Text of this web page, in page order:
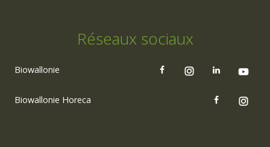
Réseaux sociaux
Biowallonie
Biowallonie Horeca